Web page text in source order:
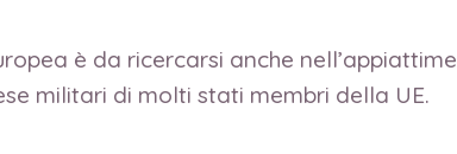
è da ricercarsi anche
militari di molti stati membri della UE.